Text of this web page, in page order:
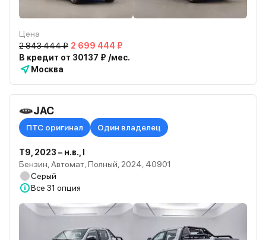
Цена
2 843 444 ₽ 2 699 444 ₽
В кредит от 30137 ₽ /мес.
Москва
JAC
ПТС оригинал Один владелец
T9, 2023 – н.в., I
Бензин, Автомат, Полный, 2024, 40901
Серый
Все 31 опция